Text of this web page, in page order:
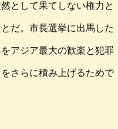
として果てしない権力と
だ。市長選挙に出馬した
アジア最大の歓楽と犯罪
さらに積み上げるためで